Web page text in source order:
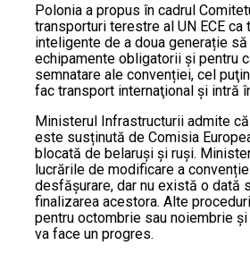
Polonia a propus în cadrul
transporturi terestre al UN ECE ca
inteligente de a doua generație
echipamente obligatorii şi pentru
semnatare ale convenției, cel
fac transport internaţional şi intră
Ministerul Infrastructurii admite
este susținută de Comisia
blocată de belaruși și ruși.
lucrările de modificare a
desfășurare, dar nu există o dată
finalizarea acestora. Alte
pentru octombrie sau noiembrie
va face un progres.